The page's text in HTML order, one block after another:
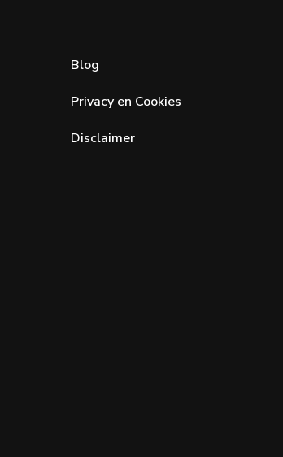
Blog
Privacy en Cookies
Disclaimer